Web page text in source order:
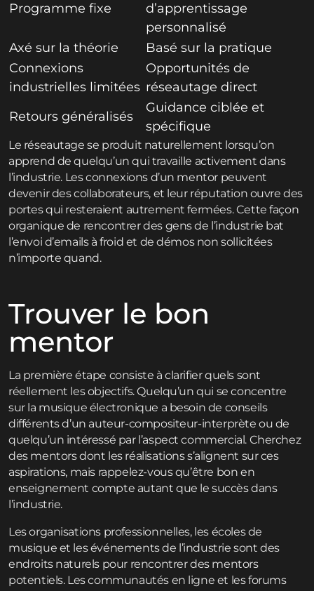
Programme fixe
d’apprentissage
personnalisé
Axé sur la théorie
Basé sur la pratique
Connexions
industrielles limitées
Opportunités de
réseautage direct
Retours généralisés
Guidance ciblée et
spécifique
Le réseautage se produit naturellement lorsqu’on
apprend de quelqu’un qui travaille activement dans
l’industrie. Les connexions d’un mentor peuvent
devenir des collaborateurs, et leur réputation ouvre des
portes qui resteraient autrement fermées. Cette façon
organique de rencontrer des gens de l’industrie bat
l’envoi d’emails à froid et de démos non sollicitées
n’importe quand.
Trouver le bon
mentor
La première étape consiste à clarifier quels sont
réellement les objectifs. Quelqu’un qui se concentre
sur la musique électronique a besoin de conseils
différents d’un auteur-compositeur-interprète ou de
quelqu’un intéressé par l’aspect commercial. Cherchez
des mentors dont les réalisations s’alignent sur ces
aspirations, mais rappelez-vous qu’être bon en
enseignement compte autant que le succès dans
l’industrie.
Les organisations professionnelles, les écoles de
musique et les événements de l’industrie sont des
endroits naturels pour rencontrer des mentors
potentiels. Les communautés en ligne et les forums